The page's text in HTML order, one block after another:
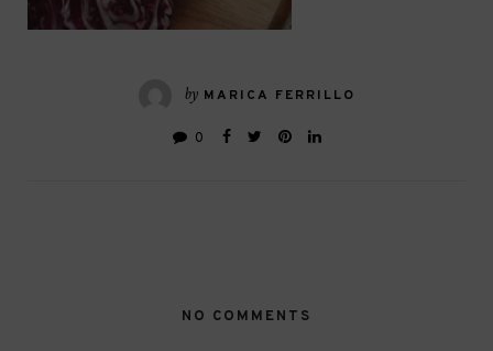
by MARICA FERRILLO
0
NO COMMENTS